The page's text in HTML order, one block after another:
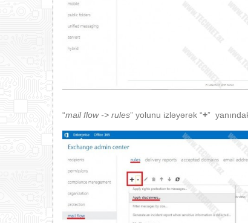
“mailflow-> rules” yolunu izləyərək “+”